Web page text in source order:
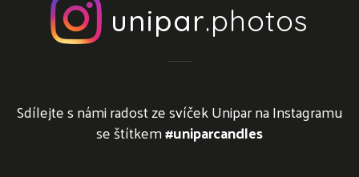
unipar.photos
Sdílejte s námi radost ze svíček Unipar na Instagramu
se štítkem#uniparcandles